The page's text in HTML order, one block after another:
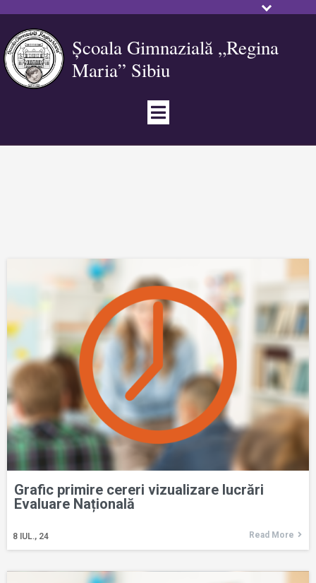
Școala Gimnazială „Regina
Maria” Sibiu
Grafic primire cereri vizualizare lucrări
Evaluare Națională
8 IUL., 24 Read More